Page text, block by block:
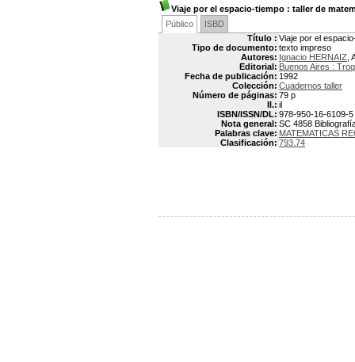
Viaje por el espacio-tiempo : taller de
Público
ISBD
Título : Viaje por el
Tipo de documento: texto impreso
Autores: Ignacio HERNAIZ ,
Editorial: Buenos Aires :
Fecha de publicación: 1992
Colección: Cuadernos taller
Número de páginas: 79 p
Il.: il
ISBN/ISSN/DL: 978-950-16-6109-5
Nota general: SC 4858
Palabras clave: MATEMATICAS
Clasificación: 793.74